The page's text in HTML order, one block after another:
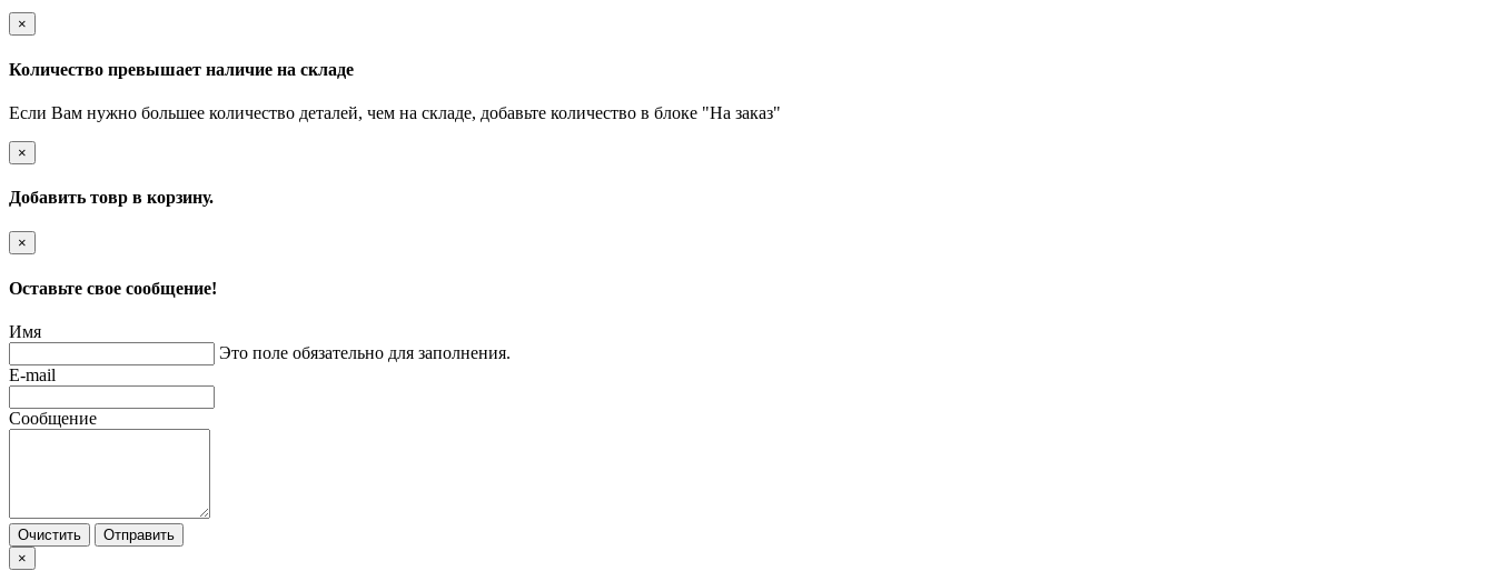
×
Количество превышает наличие на складе
Если Вам нужно большее количество деталей, чем на складе, добавьте количество в блоке "На заказ"
×
Добавить товр в корзину.
×
Оставьте свое сообщение!
Имя
Это поле обязательно для заполнения.
E-mail
Сообщение
Очистить
Отправить
×